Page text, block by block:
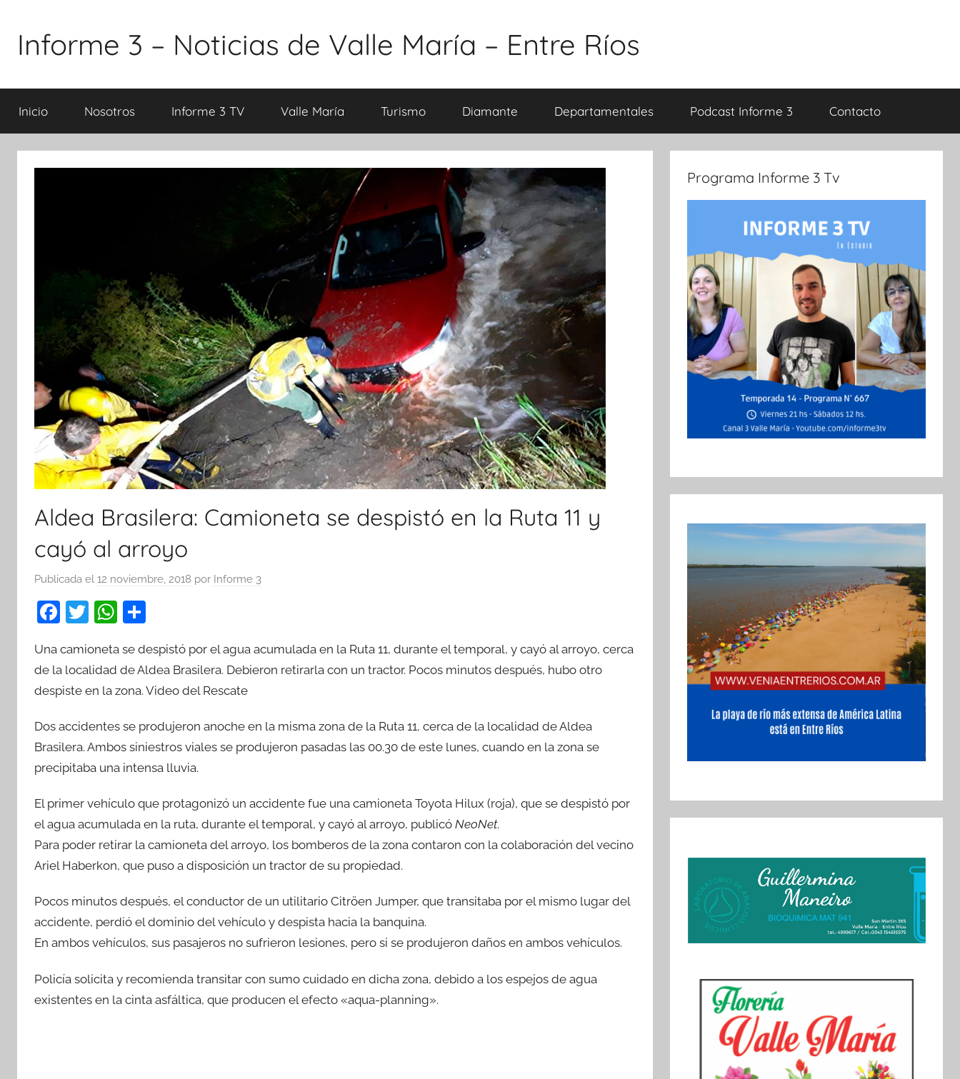
contenido
Informe 3 – Noticias de Valle María – Entre Ríos
Inicio Nosotros Informe 3 TV Valle María Turismo Diamante Departamentales Podcast Informe 3 Contacto
Aldea Brasilera: Camioneta se despistó en la Ruta 11 y
cayó al arroyo
Publicada el 12 noviembre, 2018 por Informe 3
F
c
e
b
o
o
k
T
itt
er
W
at
s
A
p
p
m
p
ar
tir
Una camioneta se despistó por el agua acumulada en la Ruta 11, durante el temporal, y cayó al arroyo, cerca
de la localidad de Aldea Brasilera. Debieron retirarla con un tractor. Pocos minutos después, hubo otro
despiste en la zona. Video del Rescate
Dos accidentes se produjeron anoche en la misma zona de la Ruta 11, cerca de la localidad de Aldea
Brasilera. Ambos siniestros viales se produjeron pasadas las 00.30 de este lunes, cuando en la zona se
precipitaba una intensa lluvia.
El primer vehículo que protagonizó un accidente fue una camioneta Toyota Hilux (roja), que se despistó por
el agua acumulada en la ruta, durante el temporal, y cayó al arroyo, publicó NeoNet.
Para poder retirar la camioneta del arroyo, los bomberos de la zona contaron con la colaboración del vecino
Ariel Haberkon, que puso a disposición un tractor de su propiedad.
Pocos minutos después, el conductor de un utilitario Citröen Jumper, que transitaba por el mismo lugar del
accidente, perdió el dominio del vehículo y despista hacia la banquina.
En ambos vehículos, sus pasajeros no sufrieron lesiones, pero si se produjeron daños en ambos vehículos.
Policía solicita y recomienda transitar con sumo cuidado en dicha zona, debido a los espejos de agua
existentes en la cinta asfáltica, que producen el efecto «aqua-planning».
Programa Informe 3 Tv